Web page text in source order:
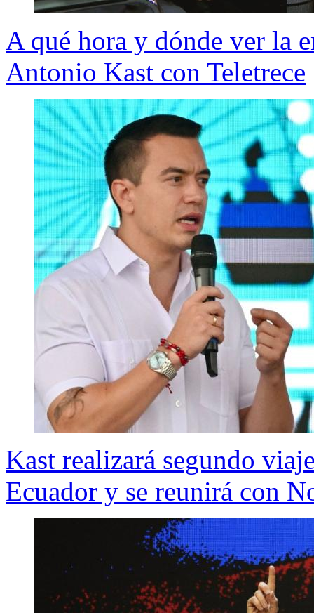
A qué hora y dónde ver la
Antonio Kast con Teletrece
Kast realizará segundo
Ecuador y se reunirá con